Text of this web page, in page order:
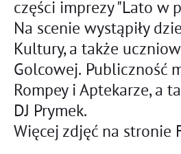
części imprezy "Lato w
Na scenie wystąpiły
Kultury, a także
Golcowej. Publiczność
Rompey i Aptekarze, a
DJ Prymek.
Więcej zdjęć na stronie